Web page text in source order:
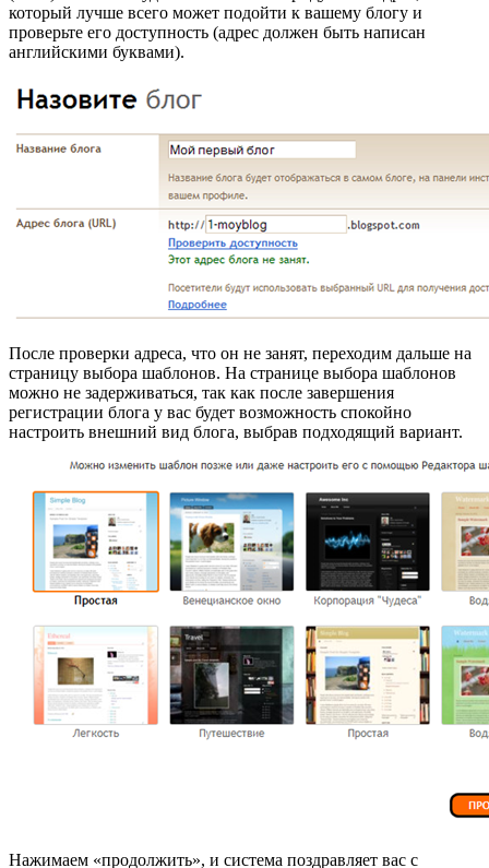
который лучше всего может подойти к вашему блогу и
проверьте его доступность (адрес должен быть написан
английскими буквами).
После проверки адреса, что он не занят, переходим дальше на
страницу выбора шаблонов. На странице выбора шаблонов
можно не задерживаться, так как после завершения
регистрации блога у вас будет возможность спокойно
настроить внешний вид блога, выбрав подходящий вариант.
Нажимаем «продолжить», и система поздравляет вас с